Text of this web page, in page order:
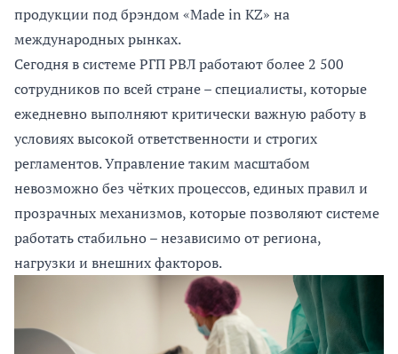
продукции под брэндом «Made in KZ» на
международных рынках.
Сегодня в системе РГП РВЛ работают более 2 500
сотрудников по всей стране – специалисты, которые
ежедневно выполняют критически важную работу в
условиях высокой ответственности и строгих
регламентов. Управление таким масштабом
невозможно без чётких процессов, единых правил и
прозрачных механизмов, которые позволяют системе
работать стабильно – независимо от региона,
нагрузки и внешних факторов.